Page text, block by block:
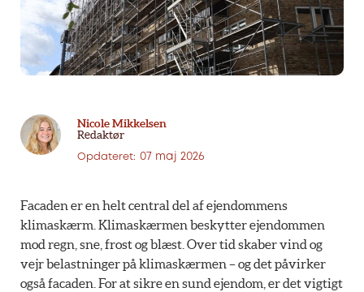
Nicole Mikkelsen
Redaktør
Opdateret: 07 maj 2026
Facaden er en helt central del af ejendommens
klimaskærm. Klimaskærmen beskytter ejendommen
mod regn, sne, frost og blæst. Over tid skaber vind og
vejr belastninger på klimaskærmen – og det påvirker
også facaden. For at sikre en sund ejendom, er det vigtigt